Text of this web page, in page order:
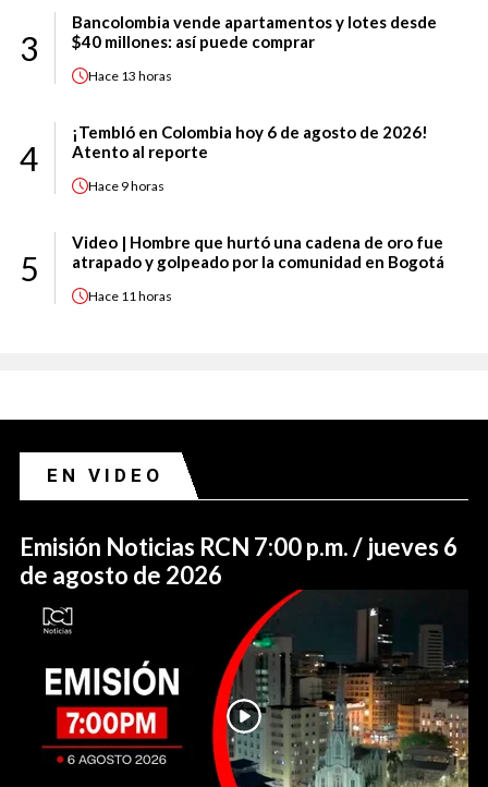
3
Bancolombia vende apartamentos y lotes desde
$40 millones: así puede comprar
Hace 13 horas
4
¡Tembló en Colombia hoy 6 de agosto de 2026!
Atento al reporte
Hace 9 horas
5
Video | Hombre que hurtó una cadena de oro fue
atrapado y golpeado por la comunidad en Bogotá
Hace 11 horas
EN VIDEO
Emisión Noticias RCN 7:00 p.m. / jueves 6
de agosto de 2026